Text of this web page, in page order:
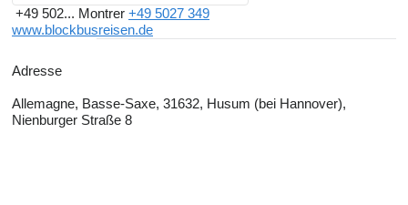
+49 502... Montrer +49 5027 349
www.blockbusreisen.de
Adresse
Allemagne, Basse-Saxe, 31632, Husum (bei Hannover),
Nienburger Straße 8